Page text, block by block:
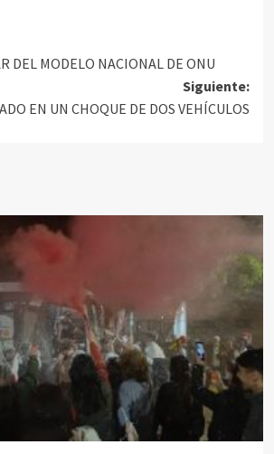
DEL MODELO NACIONAL DE ONU
Siguiente:
EN UN CHOQUE DE DOS VEHÍCULOS